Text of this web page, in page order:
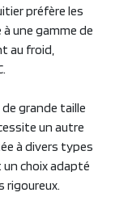
préfère les
une gamme de
au froid,
grande taille
un autre
à divers types
choix adapté
rigoureux.